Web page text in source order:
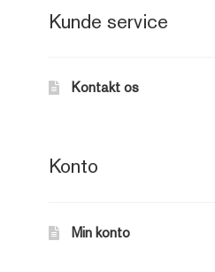
Kunde service
Kontakt os
Konto
Min konto